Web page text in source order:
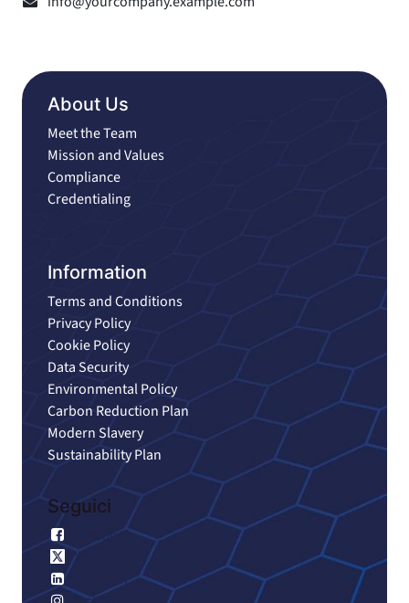
About Us
Meet the Team
Mission and Values
Compliance
Credentialing
Information
Terms and Conditions
Privacy Policy
Cookie Policy
Data Security
Environmental Policy
Carbon Reduction Plan
Modern Slavery
Sustainability Plan
Seguici
Facebook
X
LinkedIn